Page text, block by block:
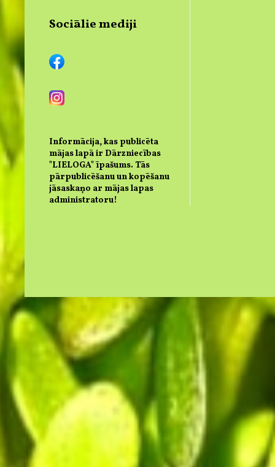
Sociālie mediji
Informācija, kas publicēta
mājas lapā ir Dārzniecības
"LIELOGA" īpašums. Tās
pārpublicēšanu un kopēšanu
jāsaskaņo ar mājas lapas
administratoru!